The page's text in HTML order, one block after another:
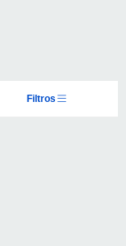
Filtros